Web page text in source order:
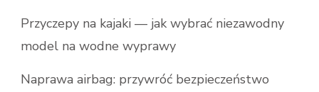
Przyczepy na kajaki — jak wybrać niezawodny
model na wodne wyprawy
Naprawa airbag: przywróć bezpieczeństwo